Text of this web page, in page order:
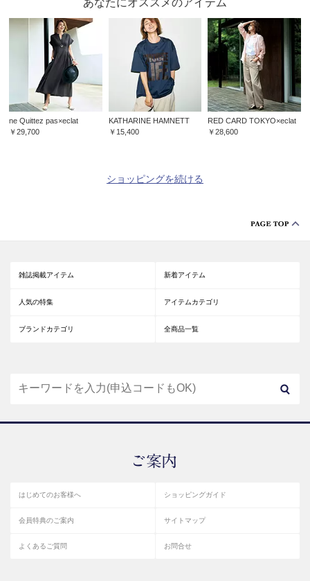
ne Quittez pas×eclat
￥29,700
KATHARINE HAMNETT
￥15,400
RED CARD TOKYO×eclat
￥28,600
ショッピングを続ける
雑誌掲載アイテム 新着アイテム
人気の特集 アイテムカテゴリ
ブランドカテゴリ 全商品一覧
はじめてのお客様へ ショッピングガイド
会員特典のご案内 サイトマップ
よくあるご質問 お問合せ